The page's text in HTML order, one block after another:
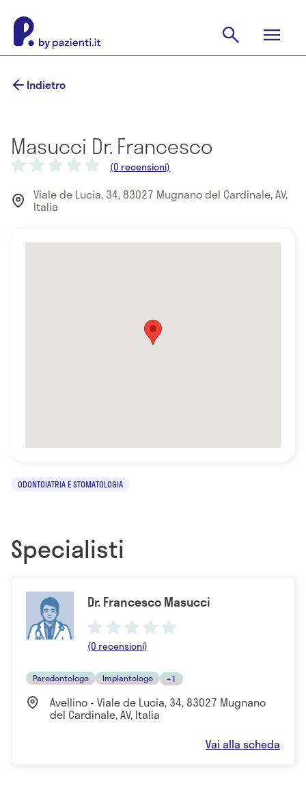
Indietro
Masucci Dr. Francesco
(0 recensioni)
Viale de Lucia, 34, 83027 Mugnano del Cardinale, AV,
Italia
ODONTOIATRIA E STOMATOLOGIA
Specialisti
Dr. Francesco Masucci
(0 recensioni)
Parodontologo Implantologo +1
Avellino - Viale de Lucia, 34, 83027 Mugnano
del Cardinale, AV, Italia
Vai alla scheda